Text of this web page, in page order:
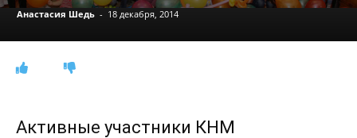
Анастасия Шедь - 18 декабря, 2014
Активные участники КНМ